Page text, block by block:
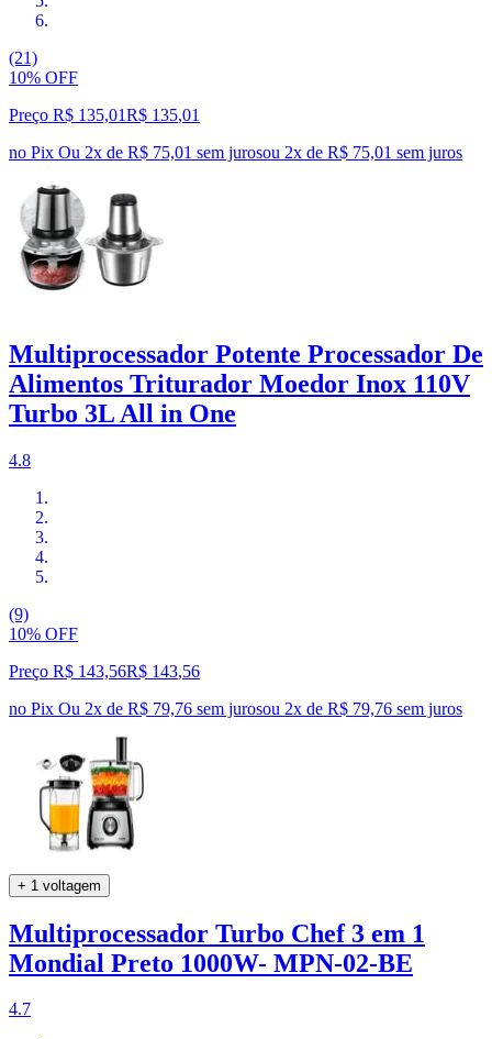
(21)
10% OFF
Preço R$ 135,01R$ 135,01
no Pix Ou 2x de R$ 75,01 sem jurosou 2x de R$ 75,01 sem juros
Multiprocessador Potente Processador De
Alimentos Triturador Moedor Inox 110V
Turbo 3L All in One
4.8
(9)
10% OFF
Preço R$ 143,56R$ 143,56
no Pix Ou 2x de R$ 79,76 sem jurosou 2x de R$ 79,76 sem juros
+ 1 voltagem
Multiprocessador Turbo Chef 3 em 1
Mondial Preto 1000W- MPN-02-BE
4.7